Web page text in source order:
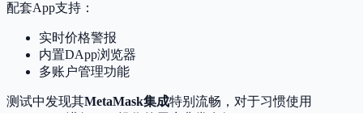
配套App支持：
实时价格警报
内置DApp浏览器
多账户管理功能
测试中发现其MetaMask集成特别流畅，对于习惯使用